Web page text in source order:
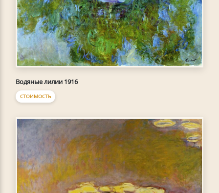
Водяные лилии 1916
СТОИМОСТЬ